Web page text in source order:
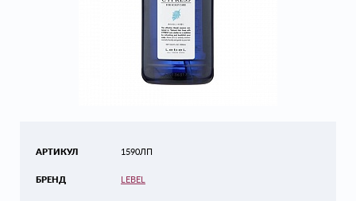
АРТИКУЛ
БРЕНД
1590ЛП
LEBEL